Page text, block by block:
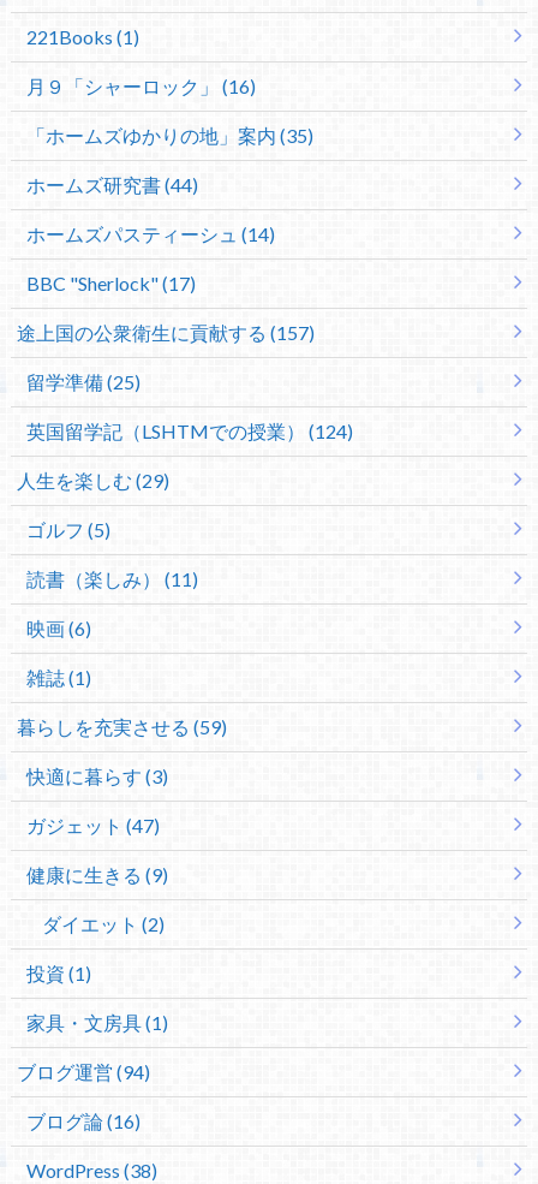
221Books (1)
月９「シャーロック」 (16)
「ホームズゆかりの地」案内 (35)
ホームズ研究書 (44)
ホームズパスティーシュ (14)
BBC "Sherlock" (17)
途上国の公衆衛生に貢献する (157)
留学準備 (25)
英国留学記（LSHTMでの授業） (124)
人生を楽しむ (29)
ゴルフ (5)
読書（楽しみ） (11)
映画 (6)
雑誌 (1)
暮らしを充実させる (59)
快適に暮らす (3)
ガジェット (47)
健康に生きる (9)
ダイエット (2)
投資 (1)
家具・文房具 (1)
ブログ運営 (94)
ブログ論 (16)
WordPress (38)